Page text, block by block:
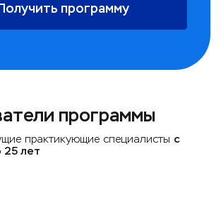
программу
программы
практикующие специалисты с
25 лет